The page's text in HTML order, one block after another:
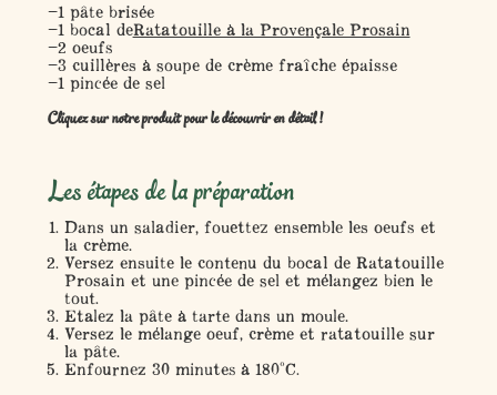
1 pâte brisée
1 bocal deRatatouille à la Provençale Prosain
2 oeufs
3 cuillères à soupe de crème fraîche épaisse
1 pincée de sel
Cliquez sur notre produit pour le découvrir en détail !
Les étapes de la préparation
Dans un saladier, fouettez ensemble les oeufs et
la crème.
Versez ensuite le contenu du bocal de Ratatouille
Prosain et une pincée de sel et mélangez bien le
tout.
Etalez la pâte à tarte dans un moule.
Versez le mélange oeuf, crème et ratatouille sur
la pâte.
Enfournez 30 minutes à 180°C.